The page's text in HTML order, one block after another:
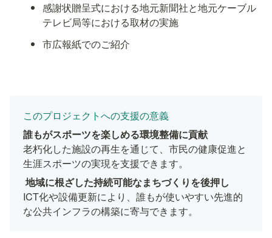
感謝状贈呈式における地元新聞社と地元ケーブル
テレビ局等における取材の実施
市広報紙でのご紹介
このプロジェクトへの支援の意義
老朽化した施設の再生を通じて、市民の健康促進と
生涯スポーツの実現を支援できます。
ICT化や設備更新により、誰もが使いやすい先進的
な公共インフラの構築に寄与できます。